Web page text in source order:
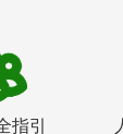
指引